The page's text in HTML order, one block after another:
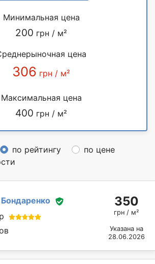
Минимальная цена
200 грн / м²
цена
306 грн / м²
Максимальная цена
400 грн / м²
по рейтингу
по цене
350
грн / м²
Указана на
28.06.2026